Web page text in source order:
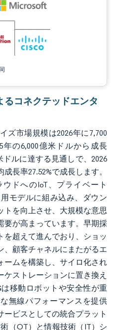
コネクテッドエンタ
ズ市場規模は2026年に7,700
の6,000億米ドルから成長
ドルに達する見通しで、2026
長率27.52%で成長します。
ドへのIoT、プライベート
モデルに組み込み、ダウン
トを向上させ、大規模な意思
要が高まっています。早期採
を超えて進んでおり、ショッ
、顧客チャネルにまたがるエ
ームを構築し、サイロ化され
ストレーションに置き換え
移動ロボットや安全性が重
無線パフォーマンスを提供
ービスとしての統合プラット
（OT）と情報技術（IT）シ